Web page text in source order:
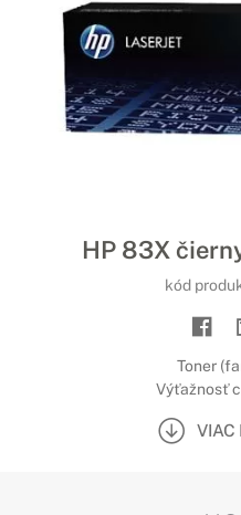
HP 83X
kód
Toner
Výťažnosť
VIAC